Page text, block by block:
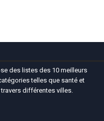
des listes des 10 meilleurs
telles que santé et
différentes villes.